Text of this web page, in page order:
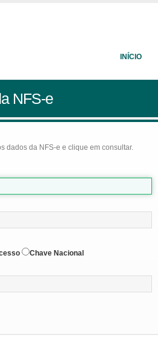
INÍCIO
NFS-e
dados da NFS-e e clique em consultar.
Chave Nacional